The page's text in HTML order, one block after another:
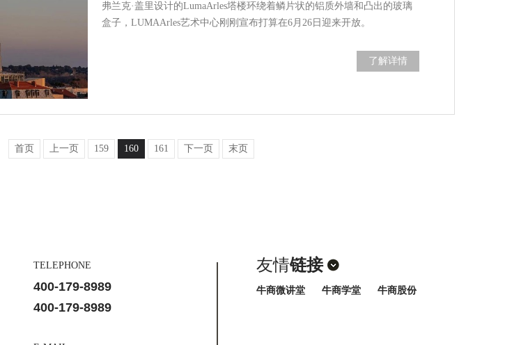
弗兰克·盖里设计的LumaArles塔楼环绕着鳞片状的铝质外墙和凸出的玻璃
盒子，LUMAArles艺术中心刚刚宣布打算在6月26日迎来开放。
了解详情
首页 上一页 159 160 161 下一页 末页
TELEPHONE
400-179-8989
400-179-8989
友情链接
牛商微讲堂 牛商学堂 牛商股份